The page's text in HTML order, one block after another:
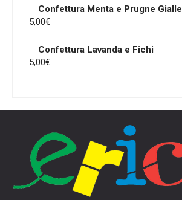
Confettura Menta e Prugne Gialle
5,00€
Confettura Lavanda e Fichi
5,00€